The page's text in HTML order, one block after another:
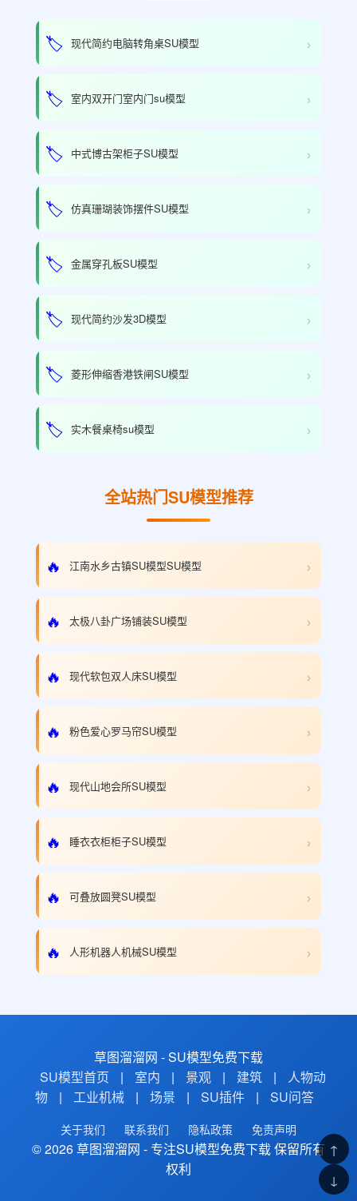
🏷️ 现代简约电脑转角桌SU模型 ›
🏷️ 室内双开门室内门su模型 ›
🏷️ 中式博古架柜子SU模型 ›
🏷️ 仿真珊瑚装饰摆件SU模型 ›
🏷️ 金属穿孔板SU模型 ›
🏷️ 现代简约沙发3D模型 ›
🏷️ 菱形伸缩香港铁闸SU模型 ›
🏷️ 实木餐桌椅su模型 ›
全站热门SU模型推荐
🔥 江南水乡古镇SU模型SU模型 ›
🔥 太极八卦广场铺装SU模型 ›
🔥 现代软包双人床SU模型 ›
🔥 粉色爱心罗马帘SU模型 ›
🔥 现代山地会所SU模型 ›
🔥 睡衣衣柜柜子SU模型 ›
🔥 可叠放圆凳SU模型 ›
🔥 人形机器人机械SU模型 ›
草图溜溜网 - SU模型免费下载
SU模型首页
| 室内 | 景观 | 建筑 |
人物动
物
| 工业机械 | 场景 | SU插件 | SU问答
关于我们 联系我们 隐私政策 免责声明
© 2026 草图溜溜网 - 专注SU模型免费下载 保留所有
权利
↑
↓